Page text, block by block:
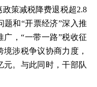
策减税降费退税超2.8
和“开票经济”深入推
广，“一带一路”税收征
涉税争议协商力度，
元。与此同时，干部队